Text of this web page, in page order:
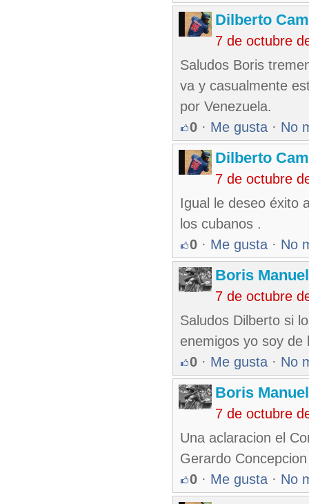
Dilberto
7 de octubre
Saludos Boris
va y casualmente
por Venezuela.
0 · Me gusta · No
Dilberto
7 de octubre
Igual le deseo éxito
los cubanos .
0 · Me gusta · No
Boris
7 de octubre
Saludos Dilberto si
enemigos yo soy de
0 · Me gusta · No
Boris
7 de octubre
Una aclaracion el
Gerardo
0 · Me gusta · No